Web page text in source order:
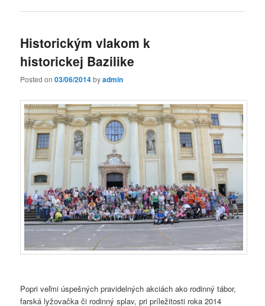
Historickým vlakom k
historickej Bazilike
Posted on03/06/2014byadmin
Popri veľmi úspešných pravidelných akciách ako rodinný tábor,
farská lyžovačka či rodinný splav, pri príležitosti roka 2014